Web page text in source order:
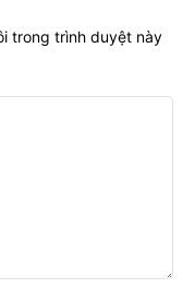
trong trình duyệt này